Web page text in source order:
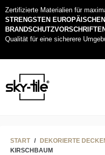
Zertifizierte Materialien für
STRENGSTEN EUROPÄISCHEN
Qualität für eine sicherere
START / DEKORIERTE
KIRSCHBAUM